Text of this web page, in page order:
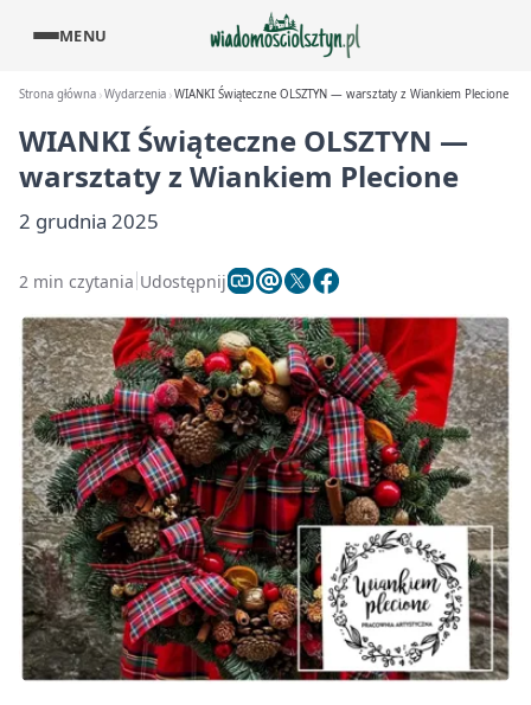
MENU
Strona główna Wydarzenia WIANKI Świąteczne OLSZTYN — warsztaty z Wiankiem Plecione
WIANKI Świąteczne OLSZTYN —
warsztaty z Wiankiem Plecione
2 grudnia 2025
2 min czytania Udostępnij